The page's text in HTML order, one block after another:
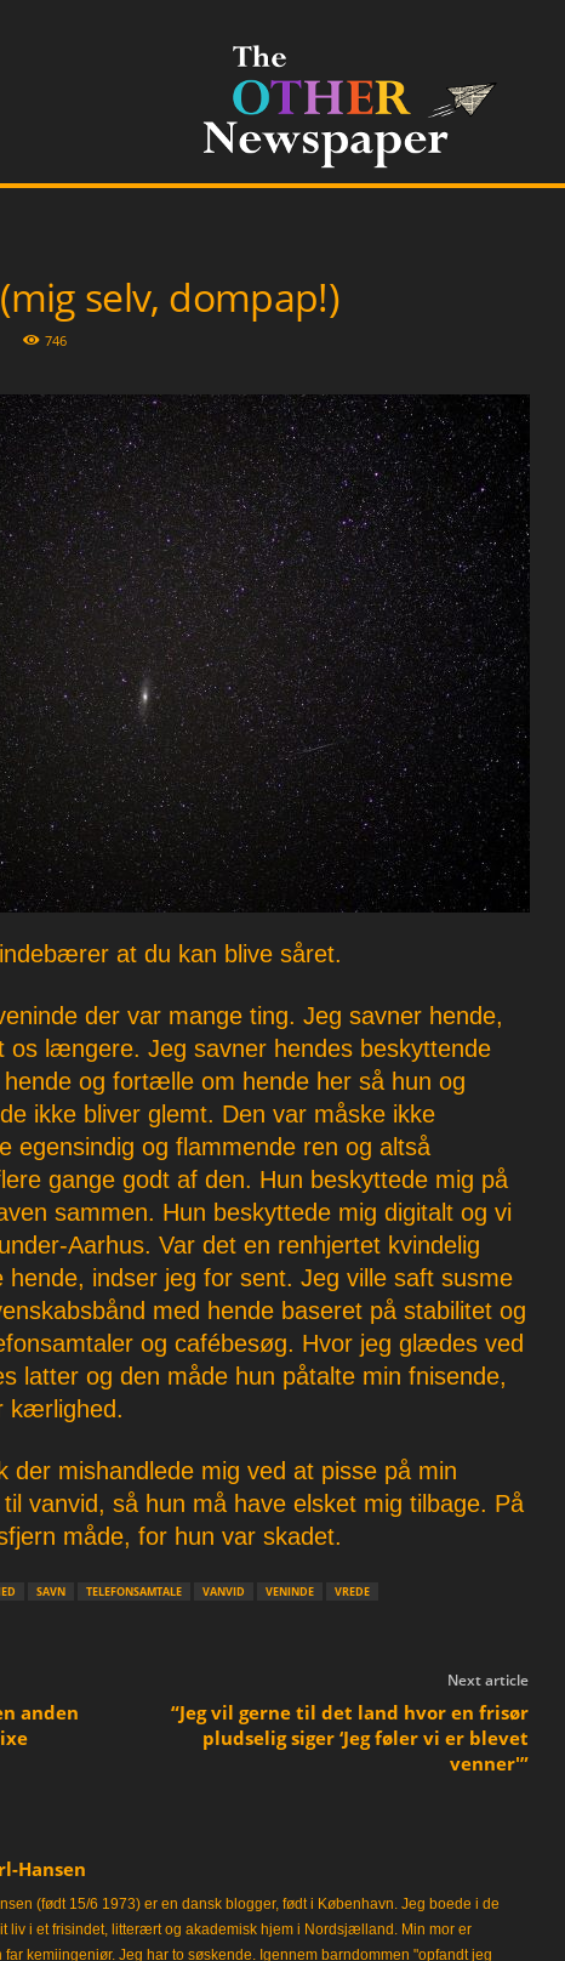
selv, dompap!)
746
at du kan blive såret.
der var mange ting. Jeg savner hende,
os længere. Jeg savner hendes beskyttende
og fortælle om hende her så hun og
ikke bliver glemt. Den var måske ikke
egensindig og flammende ren og altså
gange godt af den. Hun beskyttede mig på
sammen. Hun beskyttede mig digitalt og vi
Aarhus. Var det en renhjertet kvindelig
hende, indser jeg for sent. Jeg ville saft susme
med hende baseret på stabilitet og
og cafébesøg. Hvor jeg glædes ved
latter og den måde hun påtalte min fnisende,
kærlighed.
der mishandlede mig ved at pisse på min
vanvid, så hun må have elsket mig tilbage. På
måde, for hun var skadet.
SAVN TELEFONSAMTALE VANVID VENINDE VREDE
anden
Next article
“Jeg vil gerne til det land hvor en frisør
pludselig siger ‘Jeg føler vi er blevet
venner'”
Hansen
(født 15/6 1973) er en dansk blogger, født i København. Jeg boede i de
liv i et frisindet, litterært og akademisk hjem i Nordsjælland. Min mor er
far kemiingeniør. Jeg har to søskende. Igennem barndommen "opfandt jeg